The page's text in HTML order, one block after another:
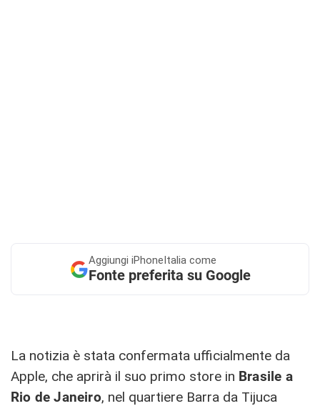
Aggiungi iPhoneItalia come
Fonte preferita su Google
La notizia è stata confermata ufficialmente da
Apple, che aprirà il suo primo store in Brasile a
Rio de Janeiro, nel quartiere Barra da Tijuca